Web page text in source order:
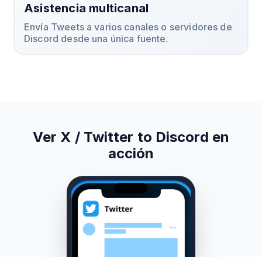
Asistencia multicanal
Envía Tweets a varios canales o servidores de
Discord desde una única fuente.
Ver X / Twitter to Discord en
acción